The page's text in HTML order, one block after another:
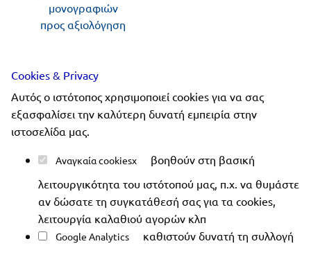
μονογραφιών
προς αξιολόγηση
reserved| Όροι χρήσης | Προστασία δεδομένων
Ασφάλεια συναλλαγών
Cookies & Privacy
Αυτός ο ιστότοπος χρησιμοποιεί cookies για να σας
εξασφαλίσει την καλύτερη δυνατή εμπειρία στην
ιστοσελίδα μας.
Αναγκαία cookies
βοηθούν στη βασική
λειτουργικότητα του ιστότοπού μας, π.χ. να θυμάστε
αν δώσατε τη συγκατάθεσή σας για τα cookies,
λειτουργία καλαθιού αγορών κλπ
Google Analytics
καθιστούν δυνατή τη συλλογή